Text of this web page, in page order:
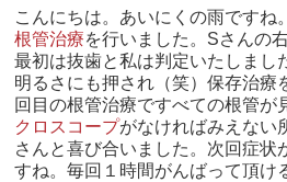
こんにちは。あいにくの雨ですね
根管治療を行いました。Sさんの
最初は抜歯と私は判定いたしまし
明るさにも押され（笑）保存治療
回目の根管治療ですべての根管が
クロスコープがなければみえない
さんと喜び合いました。次回症状
すね。毎回１時間がんばって頂け